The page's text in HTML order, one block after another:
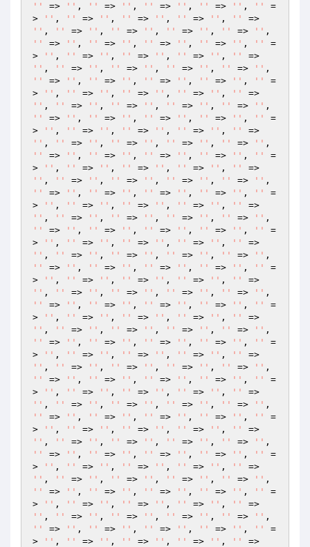
''
=> '' , '' => '' , '' => '' , '' => '' , ''
=
>
'' , '' => '' , '' => '' , '' => '' , ''
'' , '' => '' , '' => '' , '' => '' , '' => ''
''
=> '' , '' => '' , '' => '' , '' => '' , ''
=
>
'' , '' => '' , '' => '' , '' => '' , ''
'' , '' => '' , '' => '' , '' => '' , '' => ''
''
=> '' , '' => '' , '' => '' , '' => '' , ''
=
>
'' , '' => '' , '' => '' , '' => '' , ''
'' , '' => '' , '' => '' , '' => '' , '' => ''
''
=> '' , '' => '' , '' => '' , '' => '' , ''
=
>
'' , '' => '' , '' => '' , '' => '' , ''
'' , '' => '' , '' => '' , '' => '' , '' => ''
''
=> '' , '' => '' , '' => '' , '' => '' , ''
=
>
'' , '' => '' , '' => '' , '' => '' , ''
'' , '' => '' , '' => '' , '' => '' , '' => ''
''
=> '' , '' => '' , '' => '' , '' => '' , ''
=
>
'' , '' => '' , '' => '' , '' => '' , ''
'' , '' => '' , '' => '' , '' => '' , '' => ''
''
=> '' , '' => '' , '' => '' , '' => '' , ''
=
>
'' , '' => '' , '' => '' , '' => '' , ''
'' , '' => '' , '' => '' , '' => '' , '' => ''
''
=> '' , '' => '' , '' => '' , '' => '' , ''
=
>
'' , '' => '' , '' => '' , '' => '' , ''
'' , '' => '' , '' => '' , '' => '' , '' => ''
''
=> '' , '' => '' , '' => '' , '' => '' , ''
=
>
'' , '' => '' , '' => '' , '' => '' , ''
'' , '' => '' , '' => '' , '' => '' , '' => ''
''
=> '' , '' => '' , '' => '' , '' => '' , ''
=
>
'' , '' => '' , '' => '' , '' => '' , ''
'' , '' => '' , '' => '' , '' => '' , '' => ''
''
=> '' , '' => '' , '' => '' , '' => '' , ''
=
>
'' , '' => '' , '' => '' , '' => '' , ''
'' , '' => '' , '' => '' , '' => '' , '' => ''
''
=> '' , '' => '' , '' => '' , '' => '' , ''
=
>
'' , '' => '' , '' => '' , '' => '' , ''
'' , '' => '' , '' => '' , '' => '' , '' => ''
''
=> '' , '' => '' , '' => '' , '' => '' , ''
=
>
'' , '' => '' , '' => '' , '' => '' , ''
'' , '' => '' , '' => '' , '' => '' , '' => ''
''
=> '' , '' => '' , '' => '' , '' => '' , ''
=
>
'' , '' => '' , '' => '' , '' => '' , ''
'' , '' => '' , '' => '' , '' => '' , '' => ''
''
=> '' , '' => '' , '' => '' , '' => '' , ''
=
>
'' , '' => '' , '' => '' , '' => '' , ''